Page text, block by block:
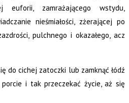
euforii, zamrażającego wstydu,
nieśmiałości, zżerającej po
pulchnego i okazałego, acz
do cichej zatoczki lub zamknąć łódź
i tak przeczekać życie, aż się